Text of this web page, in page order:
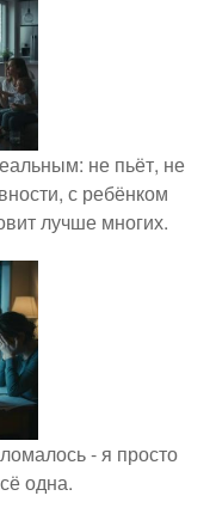
не пьёт, не
с ребёнком
лучше многих.
- я просто
одна.